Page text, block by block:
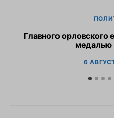
Главного орловского
6